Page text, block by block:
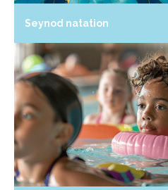
Seynod natation